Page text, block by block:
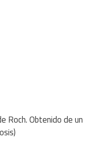
Roch. Obtenido de un